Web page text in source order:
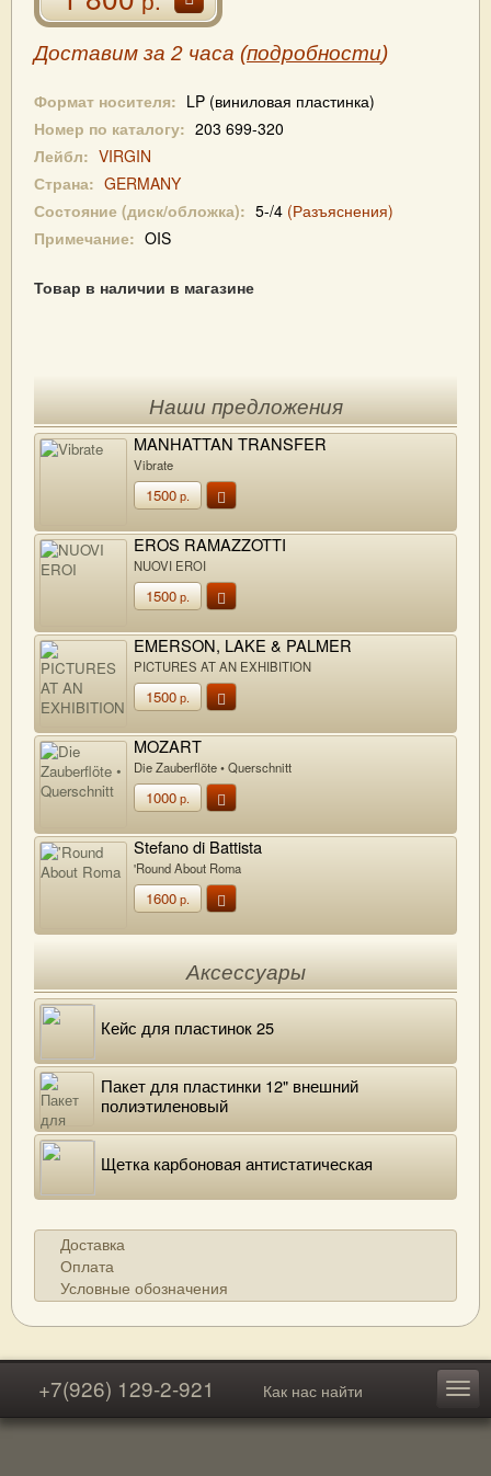
Доставим за 2 часа (подробности)
Формат носителя: LP (виниловая пластинка)
Номер по каталогу: 203 699-320
Лейбл: VIRGIN
Страна: GERMANY
Состояние (диск/обложка): 5-/4 (Разъяснения)
Примечание: OIS
Товар в наличии в магазине
Наши предложения
MANHATTAN TRANSFER
Vibrate
1500р.
EROS RAMAZZOTTI
NUOVI EROI
1500р.
EMERSON, LAKE & PALMER
PICTURES AT AN EXHIBITION
1500р.
MOZART
Die Zauberflöte • Querschnitt
1000р.
Stefano di Battista
'Round About Roma
1600р.
Аксессуары
Кейс для пластинок 25
Пакет для пластинки 12" внешний
полиэтиленовый
Щетка карбоновая антистатическая
Доставка
Оплата
Условные обозначения
+7(926) 129-2-921 Как нас найти